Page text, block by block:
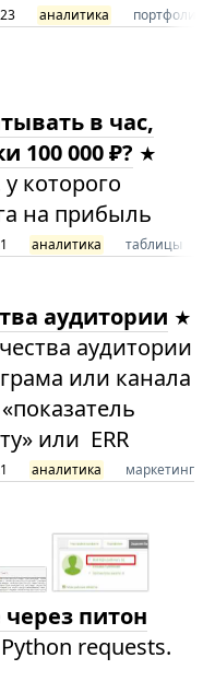
аналитика портфолио
в час,
100 000 ₽?
которого
на прибыль
аналитика таблицы
аудитории
аудитории
или канала
или ERR
аналитика маркетинг
питон
requests.